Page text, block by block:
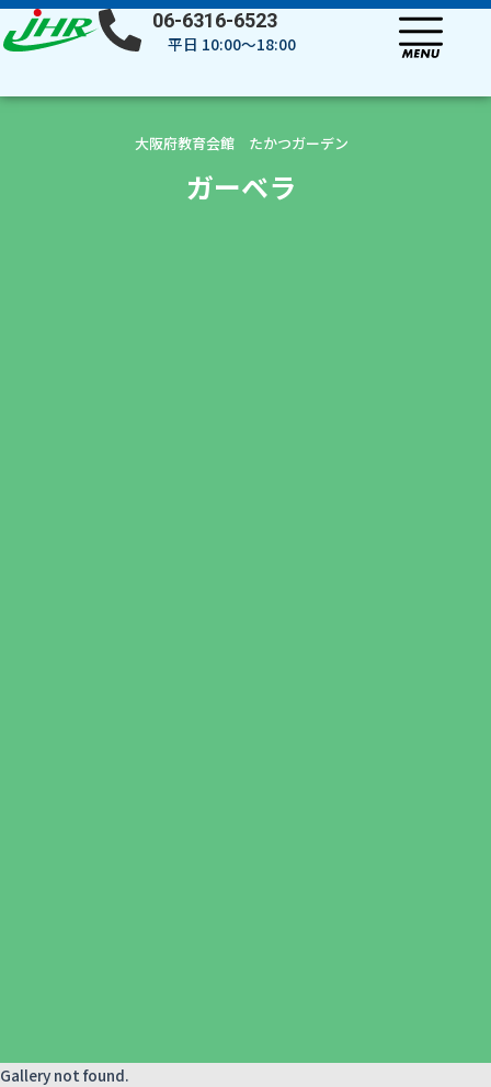
内
容
キ
06-6316-6523
平日 10:00～18:00
大阪府教育会館 たかつガーデン
ガーベラ
Gallery not found.